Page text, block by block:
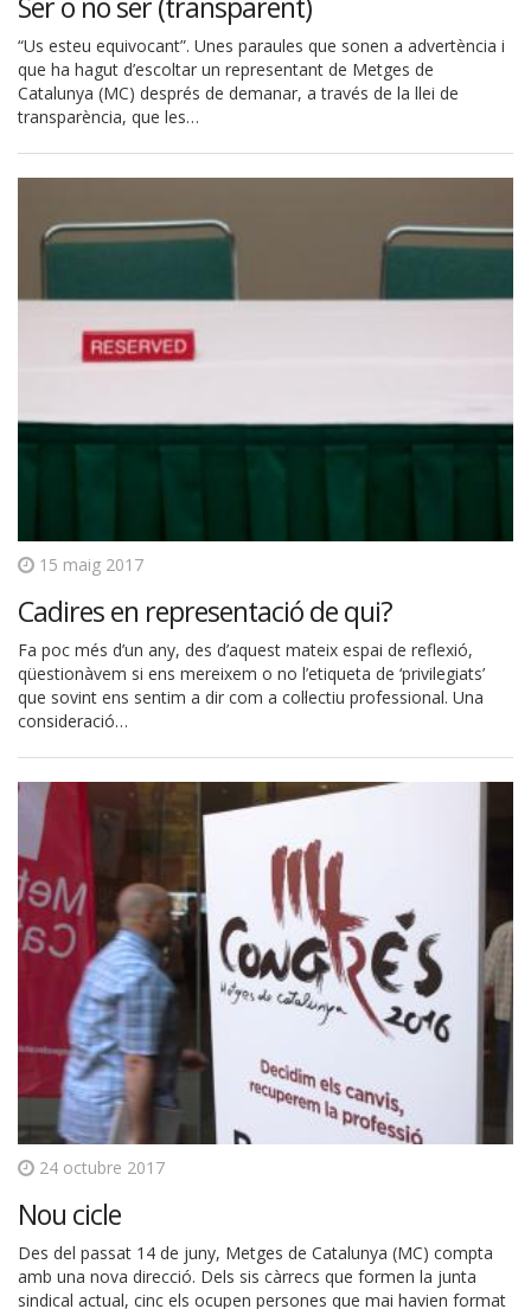
“Us esteu equivocant”. Unes paraules que sonen a advertència i
que ha hagut d’escoltar un representant de Metges de
Catalunya (MC) després de demanar, a través de la llei de
transparència, que les…
15 maig 2017
Cadires en representació de qui?
Fa poc més d’un any, des d’aquest mateix espai de reflexió,
qüestionàvem si ens mereixem o no l’etiqueta de ‘privilegiats’
que sovint ens sentim a dir com a col·lectiu professional. Una
consideració…
24 octubre 2017
Nou cicle
Des del passat 14 de juny, Metges de Catalunya (MC) compta
amb una nova direcció. Dels sis càrrecs que formen la junta
sindical actual, cinc els ocupen persones que mai havien format